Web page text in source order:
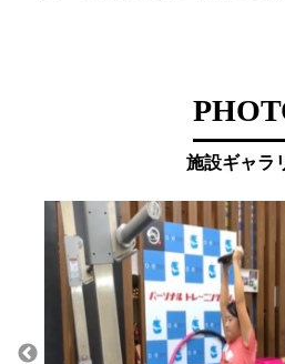
施設ギャラ